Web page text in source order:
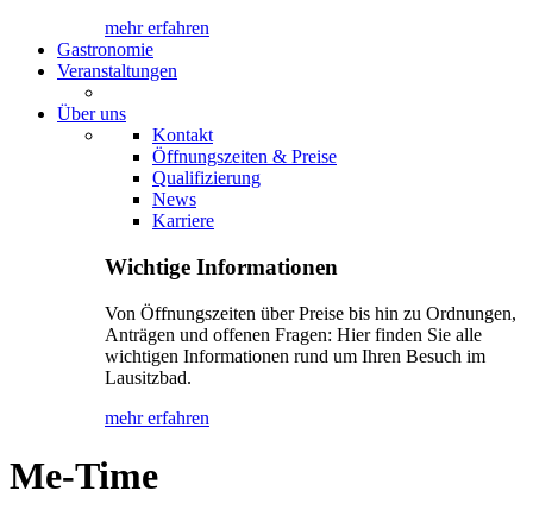
mehr erfahren
Gastronomie
Veranstaltungen
Über uns
Kontakt
Öffnungszeiten & Preise
Qualifizierung
News
Karriere
Wichtige Informationen
Von Öffnungszeiten über Preise bis hin zu Ordnungen,
Anträgen und offenen Fragen: Hier finden Sie alle
wichtigen Informationen rund um Ihren Besuch im
Lausitzbad.
mehr erfahren
Me-Time